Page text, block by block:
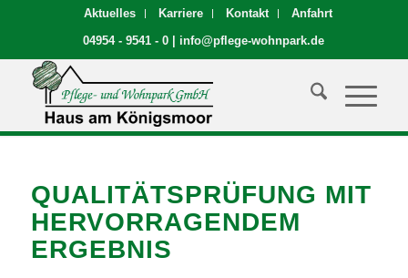
Aktuelles Karriere Kontakt
Anfahrt
04954 - 9541 - 0
info@pflege-wohnpark.de
QUALITÄTSPRÜFUNG MIT
HERVORRAGENDEM
ERGEBNIS